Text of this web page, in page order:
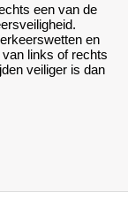
een van de
en
links of rechts
veiliger is dan